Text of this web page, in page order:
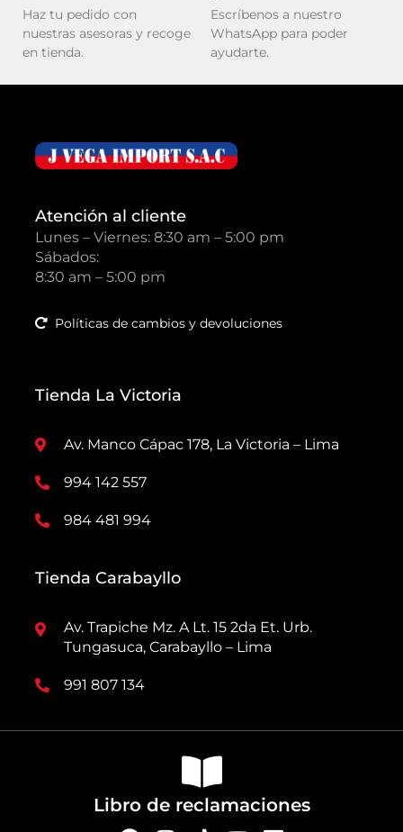
Haz tu pedido con
nuestras asesoras y recoge
en tienda.
Escríbenos a nuestro
WhatsApp para poder
ayudarte.
Atención al cliente
Lunes – Viernes: 8:30 am – 5:00 pm
Sábados:
8:30 am – 5:00 pm
Políticas de cambios y devoluciones
Tienda La Victoria
Av. Manco Cápac 178, La Victoria – Lima
994 142 557
984 481 994
Tienda Carabayllo
Av. Trapiche Mz. A Lt. 15 2da Et. Urb.
Tungasuca, Carabayllo – Lima
991 807 134
Libro de reclamaciones